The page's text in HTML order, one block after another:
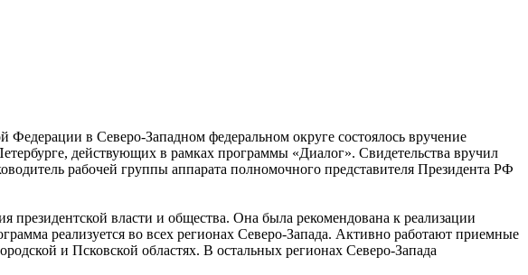
Федерации в Северо-Западном федеральном округе состоялось вручение
действующих в рамках программы «Диалог». Свидетельства вручил
рабочей группы аппарата полномочного представителя Президента РФ
президентской власти и общества. Она была рекомендована к реализации
реализуется во всех регионах Северо-Запада. Активно работают приемные
и Псковской областях. В остальных регионах Северо-Запада